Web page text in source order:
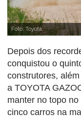
Foto: Toyota
Depois dos
conquistou o
construtores,
a TOYOTA
manter no topo
cinco carros na